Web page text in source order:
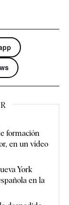
formación
en un vídeo
York
en la